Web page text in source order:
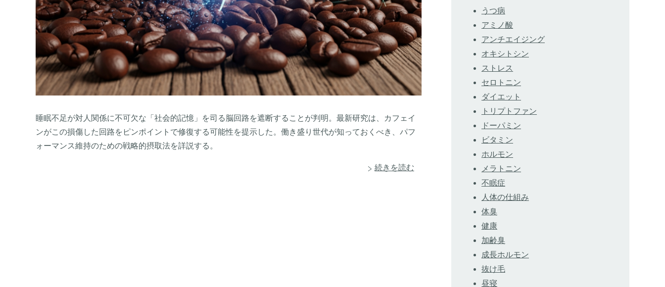
睡眠不足が対人関係に不可欠な「社会的記憶」を司る脳回路を遮断することが判明。最新研究は、カフェイ
ンがこの損傷した回路をピンポイントで修復する可能性を提示した。働き盛り世代が知っておくべき、パフ
ォーマンス維持のための戦略的摂取法を詳説する。
続きを読む
うつ病
アミノ酸
アンチエイジング
オキシトシン
ストレス
セロトニン
ダイエット
トリプトファン
ドーパミン
ビタミン
ホルモン
メラトニン
不眠症
人体の仕組み
体臭
健康
加齢臭
成長ホルモン
抜け毛
昼寝